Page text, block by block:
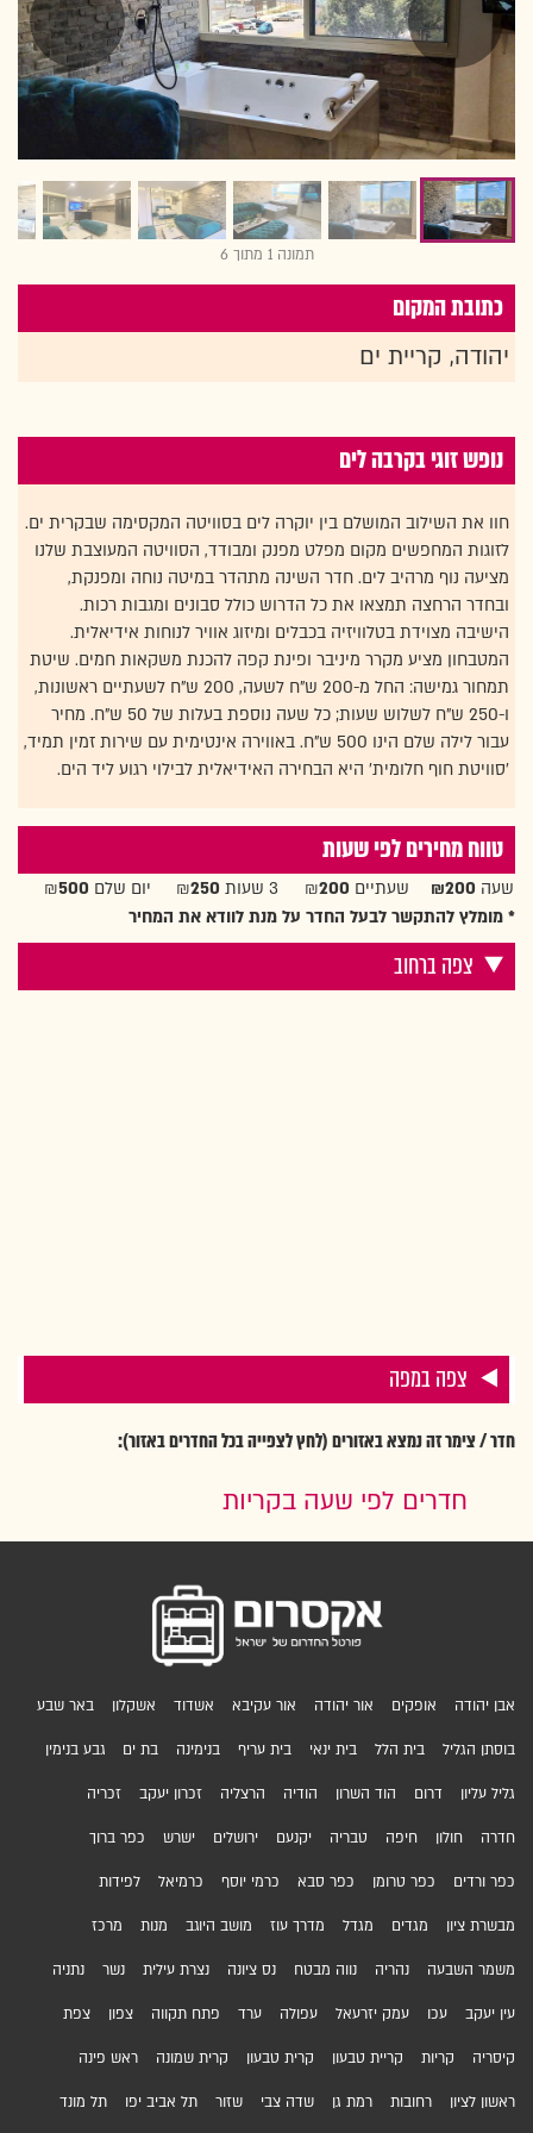
תמונה 1 מתוך 6
כתובת המקום
יהודה, קריית ים
נופש זוגי בקרבה לים
חוו את השילוב המושלם בין יוקרה לים בסוויטה המקסימה שבקרית ים.
לזוגות המחפשים מקום מפלט מפנק ומבודד, הסוויטה המעוצבת שלנו
מציעה נוף מרהיב לים. חדר השינה מתהדר במיטה נוחה ומפנקת,
ובחדר הרחצה תמצאו את כל הדרוש כולל סבונים ומגבות רכות.
הישיבה מצוידת בטלוויזיה בכבלים ומיזוג אוויר לנוחות אידיאלית.
המטבחון מציע מקרר מיניבר ופינת קפה להכנת משקאות חמים. שיטת
תמחור גמישה: החל מ-200 ש"ח לשעה, 200 ש"ח לשעתיים ראשונות,
ו-250 ש"ח לשלוש שעות; כל שעה נוספת בעלות של 50 ש"ח. מחיר
עבור לילה שלם הינו 500 ש"ח. באווירה אינטימית עם שירות זמין תמיד,
'סוויטת חוף חלומית' היא הבחירה האידיאלית לבילוי רגוע ליד הים.
טווח מחירים לפי שעות
שעה ₪200 שעתיים ₪ 200 3 שעות ₪ 250 יום שלם ₪ 500
* מומלץ להתקשר לבעל החדר על מנת לוודא את המחיר
צפה ברחוב
צפה במפה
חדר / צימר זה נמצא באזורים (לחץ לצפייה בכל החדרים באזור):
חדרים לפי שעה בקריות
אבן יהודה אופקים אור יהודה אור עקיבא אשדוד אשקלון באר שבע
בוסתן הגליל בית הלל בית ינאי בית עריף בנימינה בת ים גבע בנימין
גליל עליון דרום הוד השרון הודיה הרצליה זכרון יעקב זכריה
חדרה חולון חיפה טבריה יקנעם ירושלים ישרש כפר ברוך
כפר ורדים כפר טרומן כפר סבא כרמי יוסף כרמיאל לפידות
מבשרת ציון מגדים מגדל מדרך עוז מושב היוגב מנות מרכז
משמר השבעה נהריה נווה מבטח נס ציונה נצרת עילית נשר נתניה
עין יעקב עכו עמק יזרעאל עפולה ערד פתח תקווה צפון צפת
קיסריה קריות קריית טבעון קרית טבעון קרית שמונה ראש פינה
ראשון לציון רחובות רמת גן שדה צבי שזור תל אביב יפו תל מונד